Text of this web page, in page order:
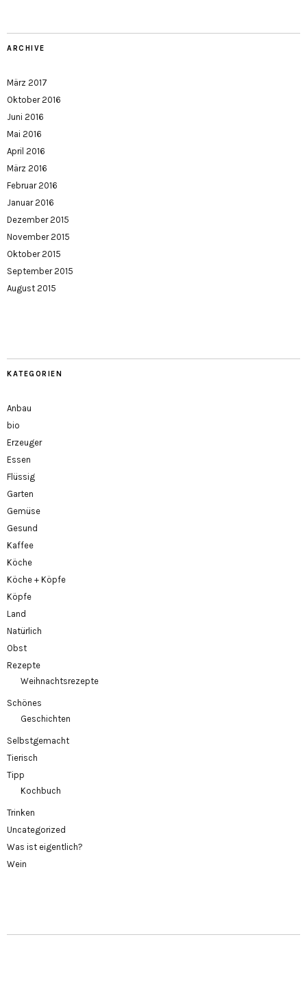
ARCHIVE
März 2017
Oktober 2016
Juni 2016
Mai 2016
April 2016
März 2016
Februar 2016
Januar 2016
Dezember 2015
November 2015
Oktober 2015
September 2015
August 2015
KATEGORIEN
Anbau
bio
Erzeuger
Essen
Flüssig
Garten
Gemüse
Gesund
Kaffee
Köche
Köche + Köpfe
Köpfe
Land
Natürlich
Obst
Rezepte
Weihnachtsrezepte
Schönes
Geschichten
Selbstgemacht
Tierisch
Tipp
Kochbuch
Trinken
Uncategorized
Was ist eigentlich?
Wein